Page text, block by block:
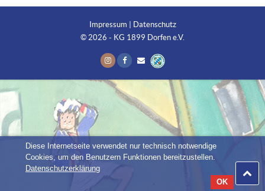
Impressum
Datenschutz
© 2026 - KG 1899 Dorfen e.V.
Diese Internetseite verwendet nur technisch notwendige
Cookies, um den Benutzern Funktionen bereitzustellen.
Datenschutzerklärung
OK